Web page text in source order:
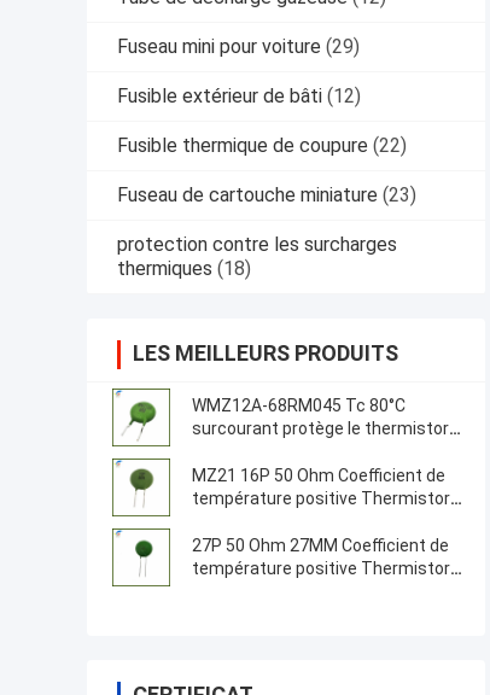
Fuseau mini pour voiture (29)
Fusible extérieur de bâti (12)
Fusible thermique de coupure (22)
Fuseau de cartouche miniature (23)
protection contre les surcharges
thermiques (18)
LES MEILLEURS PRODUITS
WMZ12A-68RM045 Tc 80°C
surcourant protège le thermistore
MZ21 16P 50 Ohm Coefficient de
température positive Thermistore
PTC
27P 50 Ohm 27MM Coefficient de
température positive Thermistor